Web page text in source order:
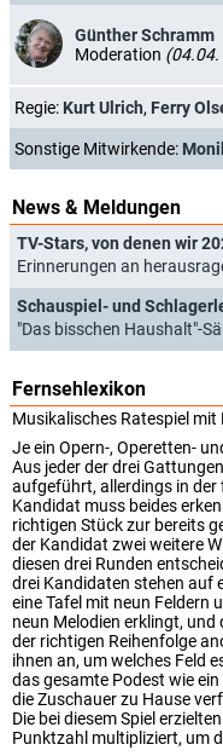
Günther Schramm
Moderation
Regie: Kurt Ulrich, Ferry
Sonstige Mitwirkende:
News & Meldungen
TV-Stars, von denen wir
Erinnerungen an herausragende
Schauspiel- und
"Das bisschen Haushalt"-
Fernsehlexikon
Musikalisches Ratespiel mit
Je ein Opern-, Operetten-
Aus jeder der drei
aufgeführt, allerdings in der
Kandidat muss beides
richtigen Stück zur bereits
der Kandidat zwei weitere
diesen drei Runden
drei Kandidaten stehen auf
eine Tafel mit neun Feldern
neun Melodien erklingt, und
der richtigen Reihenfolge
ihnen an, um welches Feld
das gesamte Podest wie
die Zuschauer zu Hause
Die bei diesem Spiel
Punktzahl multipliziert, um